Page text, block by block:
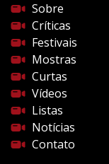
d
o
c
i
n
e
m
a
.
Sobre
Críticas
Festivais
Mostras
Curtas
Vídeos
Listas
Notícias
Contato